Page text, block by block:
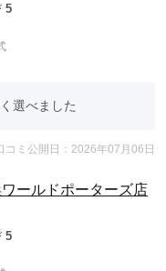
5
選べました
コミ公開日：2026年07月06日
ールドポーターズ店
5